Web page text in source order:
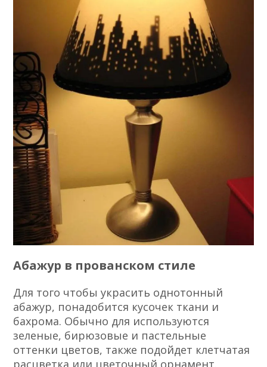
Абажур в прованском стиле
Для того чтобы украсить однотонный
абажур, понадобится кусочек ткани и
бахрома. Обычно для используются
зеленые, бирюзовые и пастельные
оттенки цветов, также подойдет клетчатая
расцветка или цветочный орнамент.